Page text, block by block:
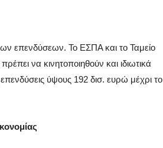
επενδύσεων. Το ΕΣΠΑ και το Ταμείο
να κινητοποιηθούν και ιδιωτικά
ύψους 192 δισ. ευρώ μέχρι το